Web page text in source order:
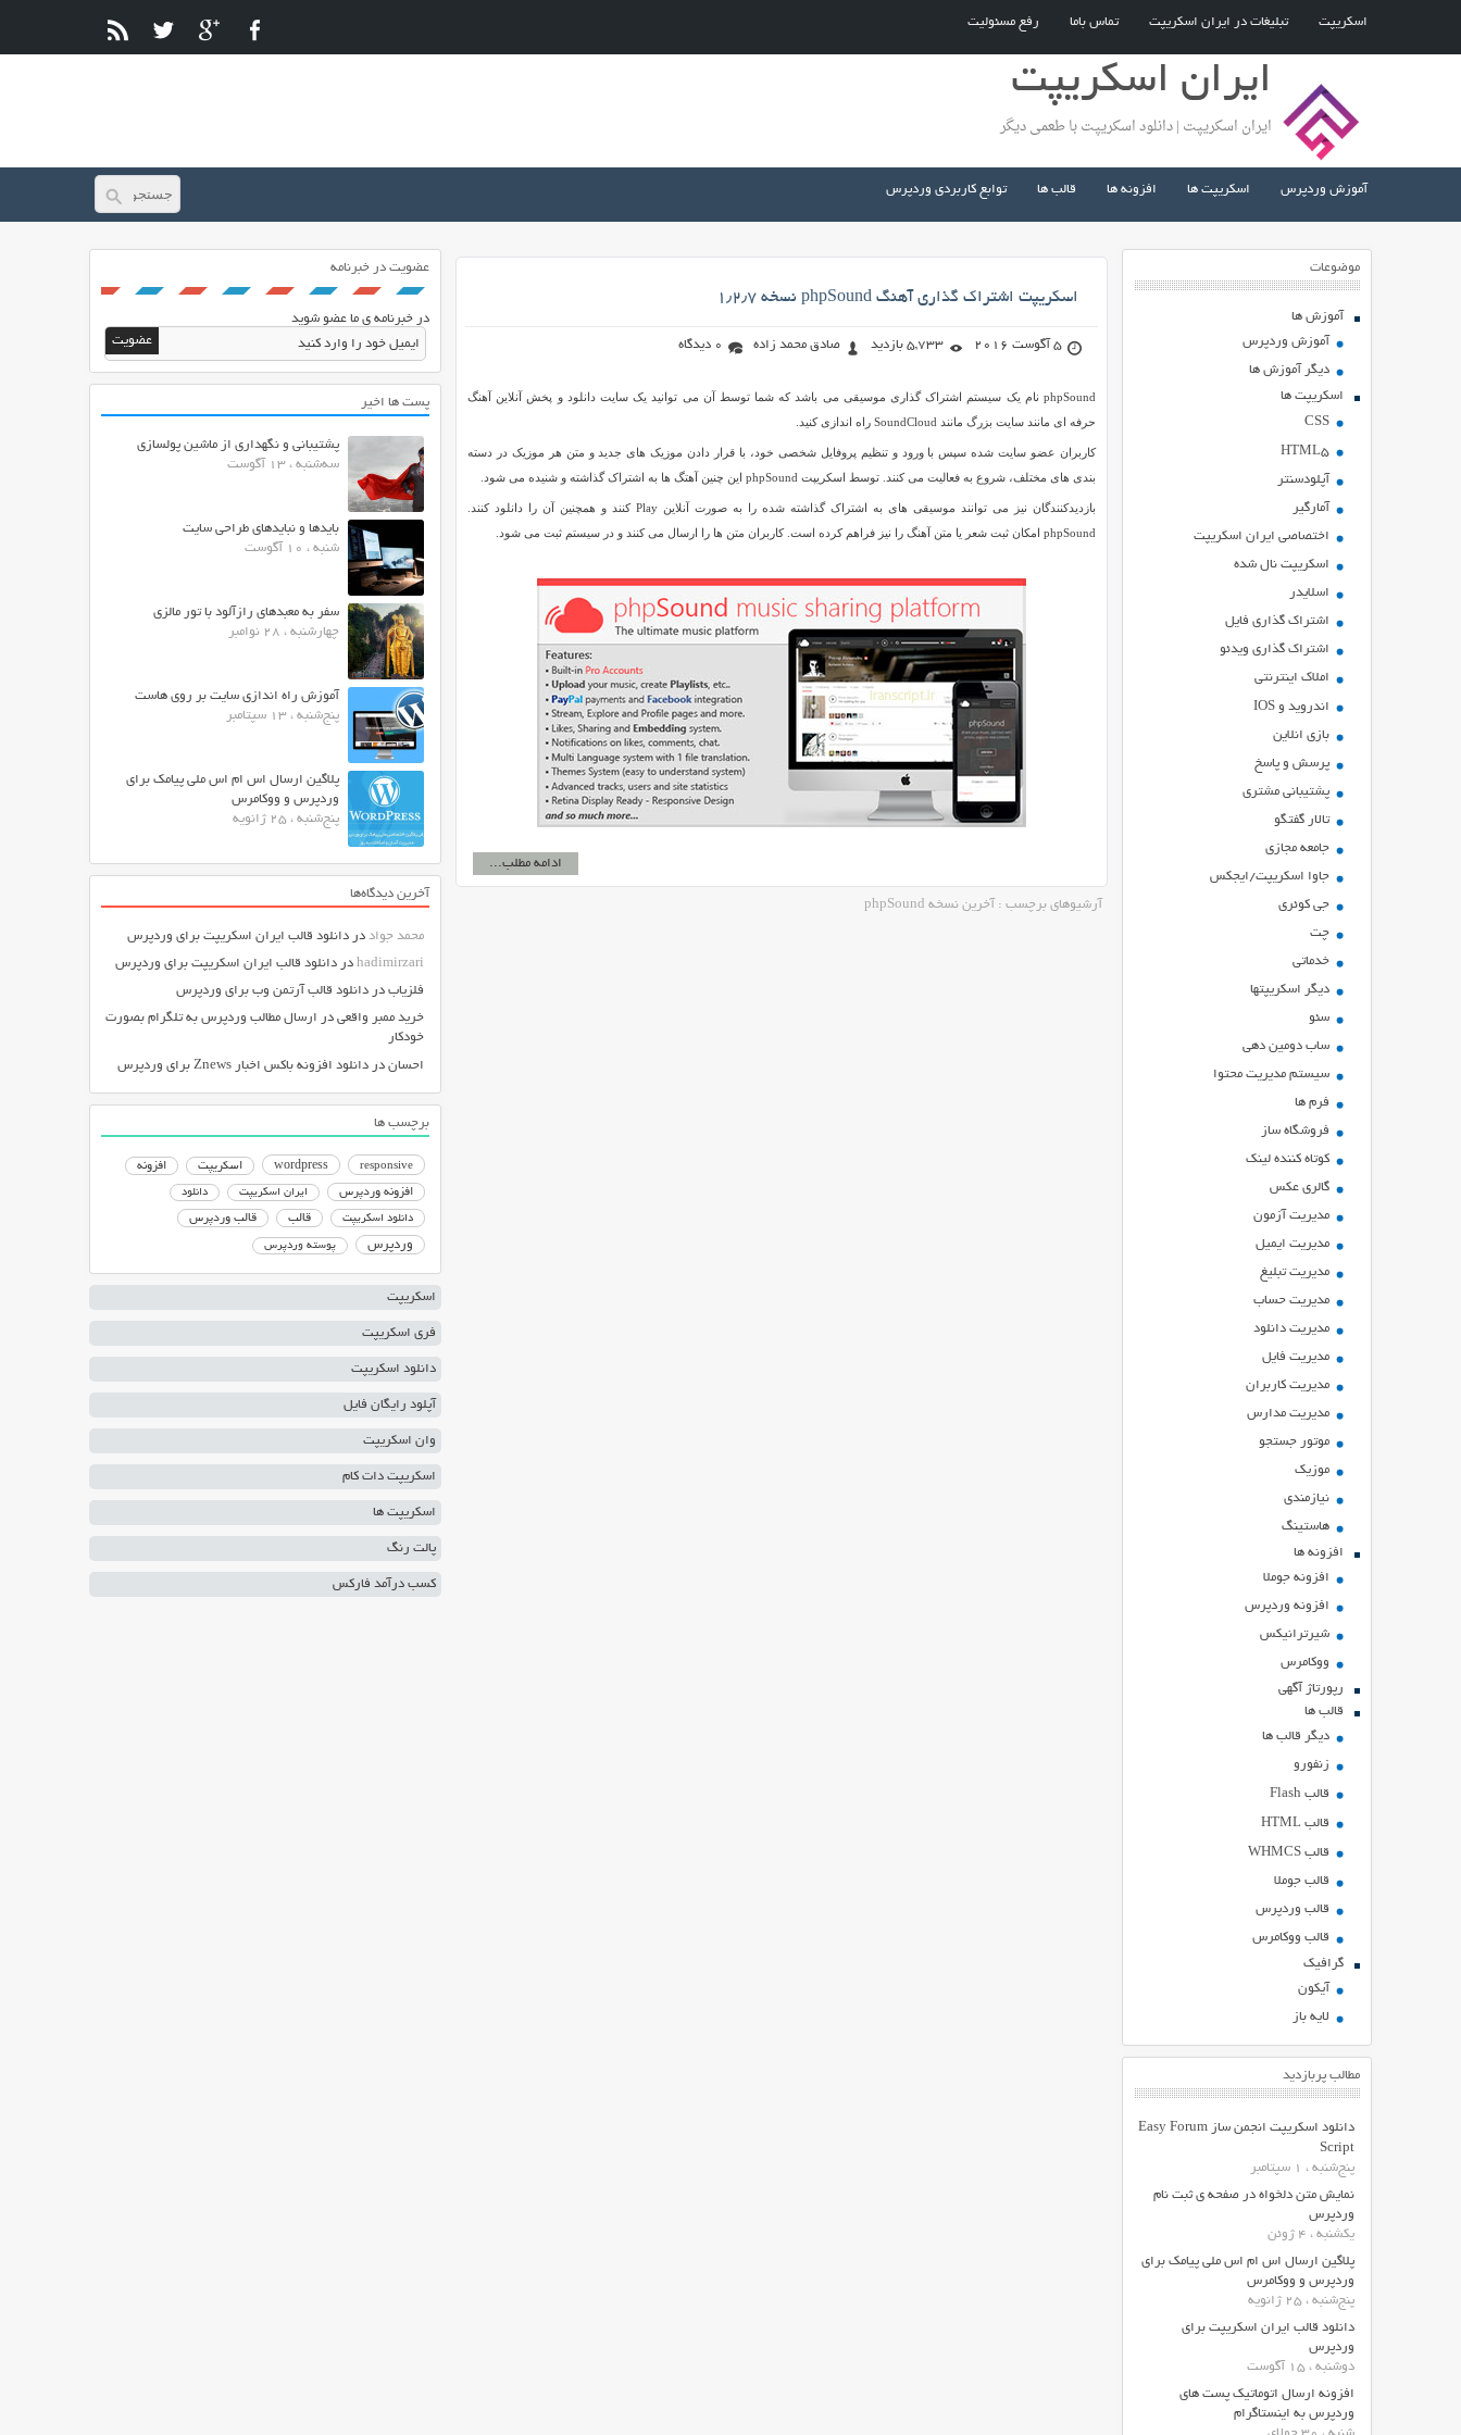
اسکریپت تبلیغات در ایران اسکریپت تماس باما رفع مسئولیت
ایران اسکریپت
ایران اسکریپت | دانلود اسکریپت با طعمی دیگر
آموزش وردپرس اسکریپت ها افزونه ها قالب ها توابع کاربردی وردپرس
موضوعات
آموزش ها
آموزش وردپرس
دیگر آموزش ها
اسکریپت ها
CSS
HTML5
آپلودسنتر
آمارگیر
اختصاصی ایران اسکریپت
اسکریپت نال شده
اسلایدر
اشتراك گذاري فايل
اشتراک گذاری ویدئو
املاک اینترنتی
اندروید و IOS
بازي انلاين
پرسش و پاسخ
پشتیبانی مشتری
تالار گفتگو
جامعه مجازی
جاوا اسکریپت/ایجکس
جی کوئری
چت
خدماتی
ديگر اسكريپتها
سئو
ساب دومین دهی
سیستم مدیریت محتوا
فرم ها
فروشگاه ساز
کوتاه کننده لینک
گالری عکس
مدیریت آزمون
مدیریت ایمیل
مدیریت تبلیغ
مدیریت حساب
مدیریت دانلود
مدیریت فایل
مدیریت کاربران
مدیریت مدارس
موتور جستجو
موزیک
نیازمندی
هاستينگ
افزونه ها
افزونه جوملا
افزونه وردپرس
شیرترانیکس
ووکامرس
رپورتاژ آگهی
قالب ها
دیگر قالب ها
زنفورو
قالب Flash
قالب HTML
قالب WHMCS
قالب جوملا
قالب وردپرس
قالب ووکامرس
گرافیک
آیکون
لایه باز
مطالب پربازدید
دانلود اسکریپت انجمن ساز Easy Forum
Script
پنج‌شنبه ، 1 سپتامبر
نمایش متن دلخواه در صفحه ی ثبت نام
وردپرس
یکشنبه ، 4 ژوئن
پلاگین ارسال اس ام اس ملی پیامک برای
وردپرس و ووکامرس
پنج‌شنبه ، 25 ژانویه
دانلود قالب ایران اسکریپت برای
وردپرس
دوشنبه ، 15 آگوست
افزونه ارسال اتوماتیک پست های
وردپرس به اینستاگرام
اسکریپت اشتراک گذاری آهنگ phpSound نسخه ۱٫۲٫۷
5 آگوست 2016 5,733 بازدید صادق محمد زاده 0 دیدگاه
phpSound نام یک سیستم اشتراک گذاری موسیقی می باشد که شما توسط آن می توانید یک سایت دانلود و پخش آنلاین آهنگ
حرفه ای مانند سایت بزرگ مانند SoundCloud راه اندازی کنید.
کاربران عضو سایت شده سپس با ورود و تنظیم پروفایل شخصی خود، با قرار دادن موزیک های جدید و متن هر موزیک در دسته
بندی های مختلف، شروع به فعالیت می کنند. توسط اسکریپت phpSound این چنین آهتگ ها به اشتراک گذاشته و شنیده می شود.
بازدیدکنندگان نیز می توانند موسیقی های به اشتراک گذاشته شده را به صورت آنلاین Play کنند و همچنین آن را دانلود کنند.
phpSound امکان ثبت شعر یا متن آهنگ را نیز فراهم کرده است. کاربران متن ها را ارسال می کنند و در سیستم ثبت می شود.
ادامه مطلب...
آرشیوهای برچسب : آخرین نسخه phpSound
عضویت در خبرنامه
در خبرنامه ی ما عضو شوید
پست ها اخیر
پشتیبانی و نگهداری از ماشین پولسازی
سه‌شنبه ، 13 آگوست
بایدها و نبایدهای طراحی سایت
شنبه ، 10 آگوست
سفر به معبدهای رازآلود با تور مالزی
چهارشنبه ، 28 نوامبر
آموزش راه اندازی سایت بر روی هاست
پنج‌شنبه ، 13 سپتامبر
پلاگین ارسال اس ام اس ملی پیامک برای
وردپرس و ووکامرس
پنج‌شنبه ، 25 ژانویه
آخرین دیدگاه‌ها
محمد جواد در دانلود قالب ایران اسکریپت برای وردپرس
hadimirzari در دانلود قالب ایران اسکریپت برای وردپرس
فلزیاب در دانلود قالب آرتمن وب برای وردپرس
خرید ممبر واقعی در ارسال مطالب وردپرس به تلگرام بصورت
خودکار
احسان در دانلود افزونه باکس اخبار Znews برای وردپرس
برچسب ها
responsive
wordpress اسکریپت
افزونه
افزونه وردپرس
ایران اسکریپت دانلود
دانلود اسکریپت قالب قالب وردپرس
وردپرس پوسته وردپرس
اسکریپت
فری اسکریپت
دانلود اسکریپت
آپلود رایگان فایل
وان اسکریپت
اسکریپت دات کام
اسکریپت ها
پالت رنگ
کسب درآمد فارکس